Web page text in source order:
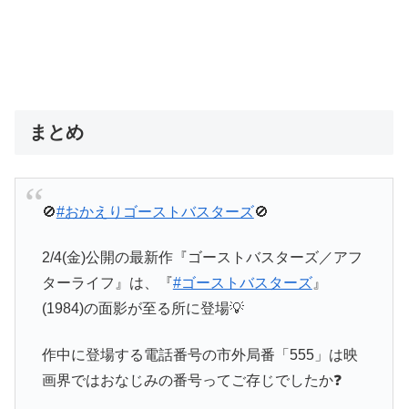
まとめ
🚫#おかえりゴーストバスターズ🚫
2/4(金)公開の最新作『ゴーストバスターズ／アフ
ターライフ』は、『#ゴーストバスターズ』
(1984)の面影が至る所に登場💡
作中に登場する電話番号の市外局番「555」は映
画界ではおなじみの番号ってご存じでしたか❓